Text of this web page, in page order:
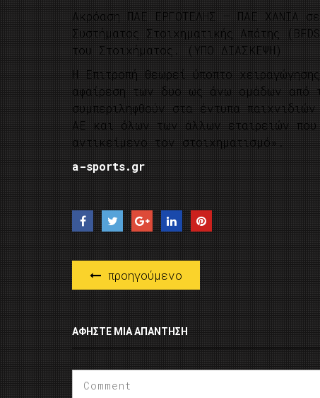
Ακρόαση ΠΑΕ ΕΡΓΟΤΕΛΗΣ – ΠΑΕ ΧΑΝΙΑ
Συστήματος Στοιχηματικής Απάτης
του Στοιχήματος. (ΥΠΟ ΔΙΑΣΚΕΨΗ)
Η Επιτροπή θεωρεί ύποπτο
αφαίρεση των δυο ως άνω ομάδων από
συμπεριληφθούν στα έντυπα
ΑΕ και όλων των άλλων εταιρειών που
αντικείμενο τον στοιχηματισμό».
a-sports.gr
προηγούμενο
ΑΦΉΣΤΕ ΜΙΑ ΑΠΆΝΤΗΣΗ